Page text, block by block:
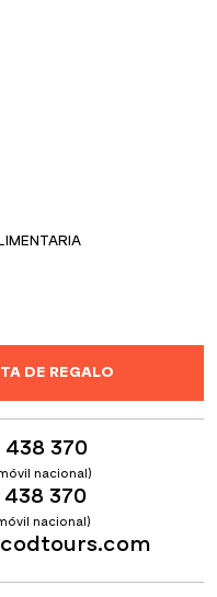
DE REGALO
370
nacional)
370
nacional)